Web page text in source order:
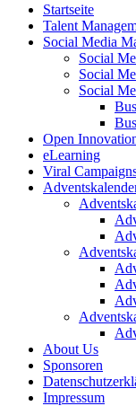
Startseite
Talent
Social Media
Social
Social
Social
Open
eLearning
Viral
About Us
Sponsoren
Impressum